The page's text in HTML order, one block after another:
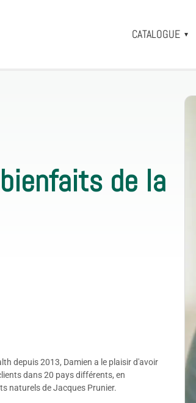
CATALOGUE ▾
de la
depuis 2013, Damien a le plaisir d'avoir
dans 20 pays différents, en
naturels de Jacques Prunier.